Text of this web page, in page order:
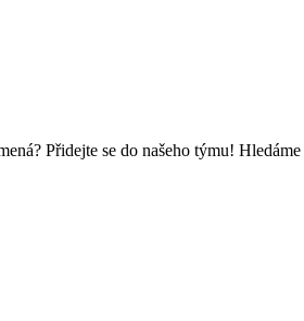
Přidejte se do našeho týmu!